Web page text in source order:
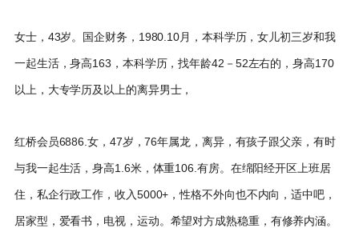
女士，43岁。国企财务，1980.10月，本科学历，女儿初三岁和我
一起生活，身高163，本科学历，找年龄42－52左右的，身高170
以上，大专学历及以上的离异男士，
红桥会员6886.女，47岁，76年属龙，离异，有孩子跟父亲，有时
与我一起生活，身高1.6米，体重106.有房。在绵阳经开区上班居
住，私企行政工作，收入5000+，性格不外向也不内向，适中吧，
居家型，爱看书，电视，运动。希望对方成熟稳重，有修养内涵。